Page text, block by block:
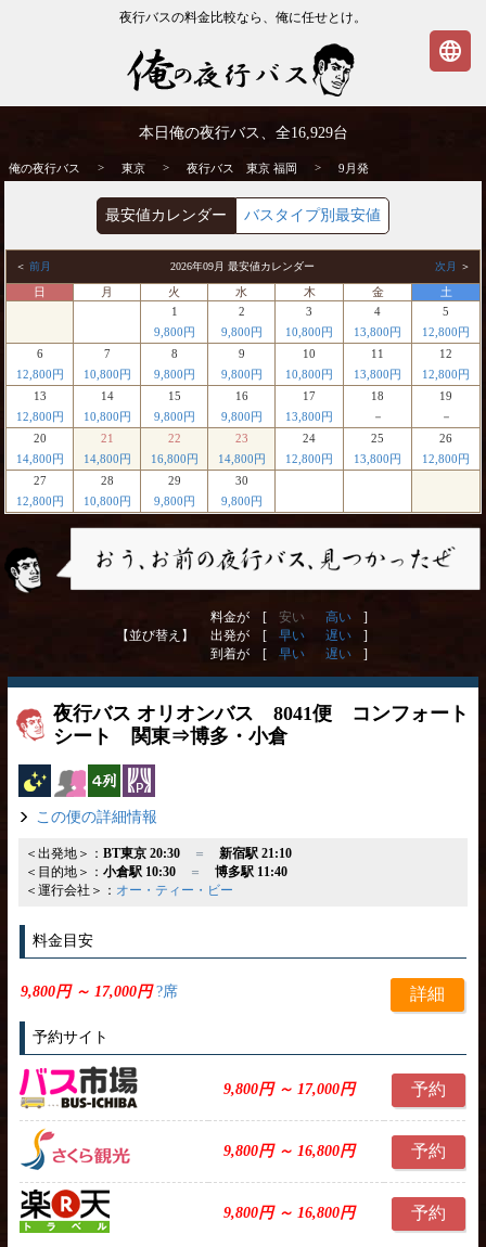
夜行バスの料金比較なら、俺に任せとけ。
| 俺の夜行バス
本日俺の夜行バス、全16,929台
俺の夜行バス > 東京 > 夜行バス 東京 福岡 > 9月発
最安値カレンダー バスタイプ別最安値
＜ 前月 2026年09月 最安値カレンダー 次月 ＞
日 月 火 水 木 金
土
1
9,800円
2
9,800円
3
10,800円
4
13,800円
5
12,800円
6
12,800円
7
10,800円
8
9,800円
9
9,800円
10
10,800円
11
13,800円
12
12,800円
13
12,800円
14
10,800円
15
9,800円
16
9,800円
17
13,800円
18
－
19
－
20
14,800円
21
14,800円
22
16,800円
23
14,800円
24
12,800円
25
13,800円
26
12,800円
27
12,800円
28
10,800円
29
9,800円
30
9,800円
【並び替え】
料金が [ 安い 高い
]
出発が [
早い 遅い
]
到着が [
早い 遅い ]
夜行バス オリオンバス 8041便 コンフォート
シート 関東⇒博多・小倉
夜行バス女性安心
横4列
この便の詳細情報
＜出発地＞： BT東京 20:30＝ 新宿駅 21:10
＜目的地＞： 小倉駅 10:30＝ 博多駅 11:40
＜運行会社＞： オー・ティー・ビー
料金目安
9,800円 ～ 17,000円?席 詳細
予約サイト
9,800円 ～ 17,000円 予約
9,800円 ～ 16,800円 予約
9,800円 ～ 16,800円 予約
language